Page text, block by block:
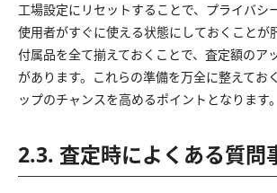
工場設定にリセットすることで、プライバシ
使用者がすぐに使える状態にしておくことが
付属品を全て揃えておくことで、査定額のア
があります。これらの準備を万全に整えてお
ップのチャンスを高めるポイントとなります。
2.3. 査定時によくある質問